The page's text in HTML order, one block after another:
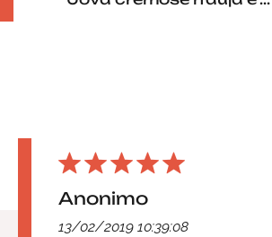
Anonimo
13/02/2019 10:39:08